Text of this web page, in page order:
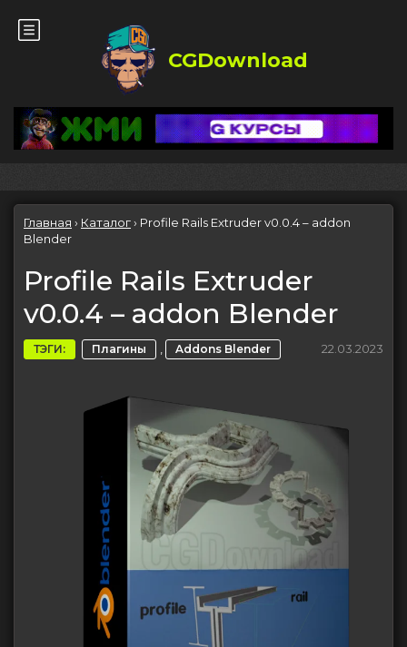
CGDownload
Главная › Каталог› Profile Rails Extruder v0.0.4 – addon
Blender
Profile Rails Extruder
v0.0.4 – addon Blender
ТЭГИ: Плагины , Addons Blender 22.03.2023